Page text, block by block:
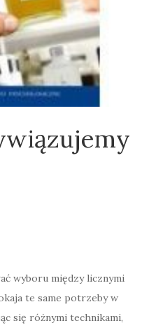
wyboru między licznymi
te same potrzeby w
się różnymi technikami,